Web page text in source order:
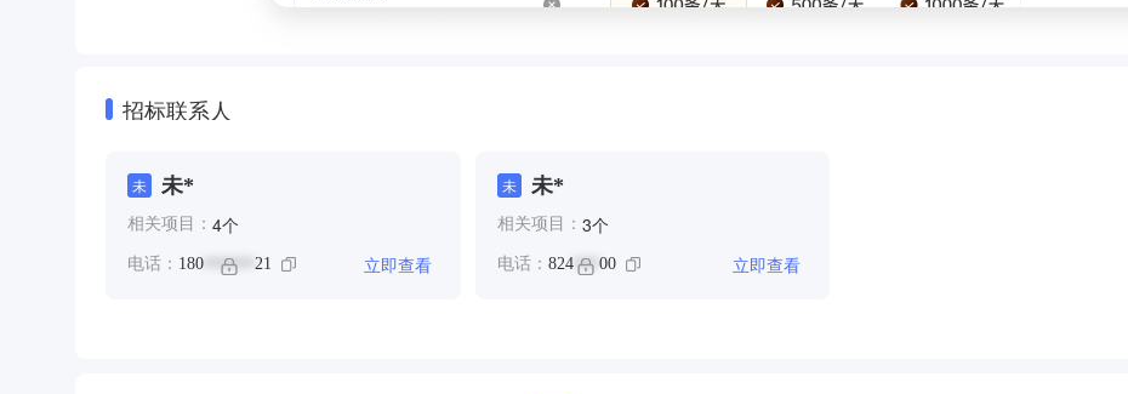
招标联系人
未 未*
相关项目： 4个
电话： 180 ****** 21 立即查看
未 未*
相关项目： 3个
电话： 824*** 00 立即查看